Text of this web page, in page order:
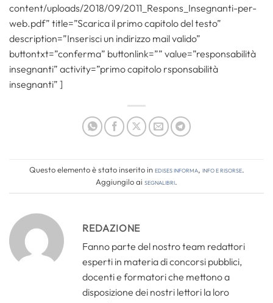
content/uploads/2018/09/2011_Respons_Insegnanti-per-
web.pdf” title=”Scarica il primo capitolo del testo”
description=”Inserisci un indirizzo mail valido”
buttontxt=”conferma” buttonlink=”” value=”responsabilità
insegnanti” activity=”primo capitolo rsponsabilità
insegnanti” ]
Questo elemento è stato inserito inEdises informa, Info e risorse.
Aggiungilo ai segnalibri.
REDAZIONE
Fanno parte del nostro team redattori
esperti in materia di concorsi pubblici,
docenti e formatori che mettono a
disposizione dei nostri lettori la loro